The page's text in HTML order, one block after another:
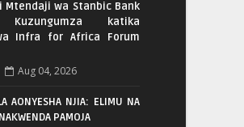
Mtendaji wa Stanbic Bank
Kuzungumza katika
Infra for Africa Forum
Aug 04, 2026
AONYESHA NJIA: ELIMU NA
PAMOJA